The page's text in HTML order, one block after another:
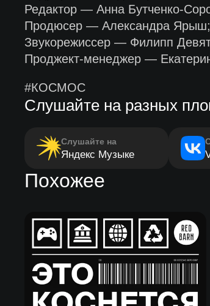
Редактор — Анна Бутченко-
Продюсер — Александра Ярыш;
Звукорежиссер — Филипп
Проджект-менеджер —
#КОСМОС
Слушайте на разных
Слушайте на
Яндекс Музыке
Похожее